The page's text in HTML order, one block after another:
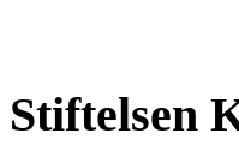
Stiftelsen